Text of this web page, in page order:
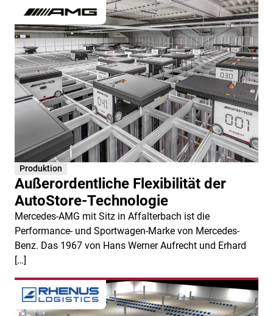
Produktion
Außerordentliche Flexibilität der
AutoStore-Technologie
Mercedes-AMG mit Sitz in Affalterbach ist die
Performance- und Sportwagen-Marke von Mercedes-
Benz. Das 1967 von Hans Werner Aufrecht und Erhard
[…]